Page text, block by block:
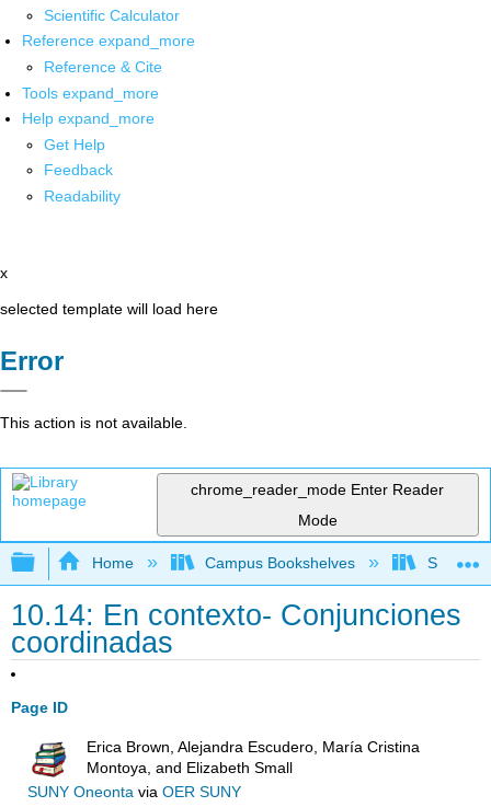
Scientific Calculator
Reference expand_more
Reference & Cite
Tools expand_more
Help expand_more
Get Help
Feedback
Readability
x
selected template will load here
Error
This action is not available.
chrome_reader_mode Enter Reader
Mode
Expand/collapse global hierarchy
Home Campus Bookshelves Skyline
10.14: En contexto- Conjunciones
coordinadas
Page ID
Erica Brown, Alejandra Escudero, María Cristina
Montoya, and Elizabeth Small
SUNY Oneontavia OER SUNY